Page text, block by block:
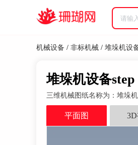
机械设备 / 非标机械 / 堆垛机设
堆垛机设备
三维机械图纸名称为：堆垛
平面图 3D